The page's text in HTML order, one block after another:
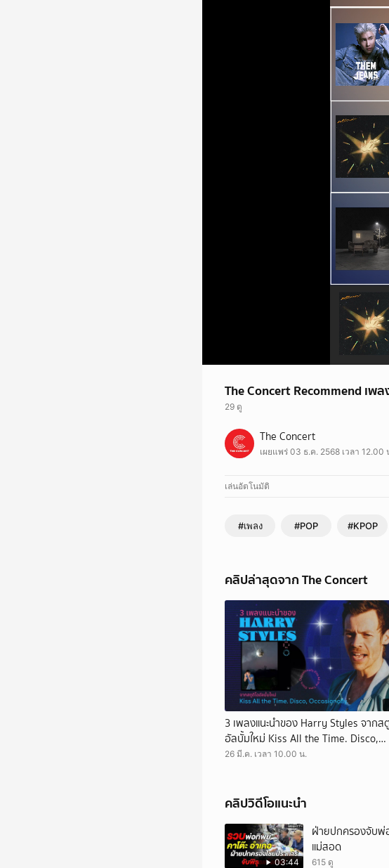
The Concert Recommend เ
29 ดู
#TCCRecommend มาส่งท้ายเดือนพฤ
หรือเหงามากขึ้นกว่าเดิมกันนะ 🤔🎼
🎧 JAONAAY Ft. SEXSKI - ทุกนาที
🎧 YEW - ครึ่งแรก (halftime)
🎧 RIIZE - Fame
The Concert
เผยแพร่ 03 ธ.ค. 2568 เวลา 12.00
เล่นอัตโนมัติ
#เพลง #POP #KPOP
คลิปล่าสุดจาก The Concert
3 เพลงแนะนำของ Harry Styles จากส
อัลบั้มใหม่ Kiss All the Time. Disco,
Occasionally.
26 มี.ค. เวลา 10.00 น.
คลิปวิดีโอแนะนำ
03:44
ฝ่ายปกครองจับพ่
แม่สอด
615 ดู